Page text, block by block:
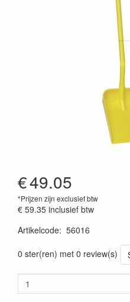
€49.05
*Prijzen zijn exclusief btw
€ 59.35 inclusief btw
Artikelcode: 56016
0 ster(ren) met 0 review(s)